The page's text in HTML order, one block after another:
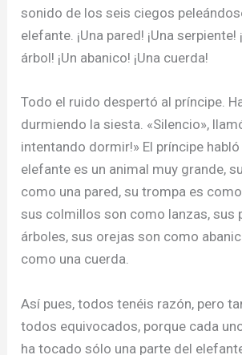
sonido de los seis ciegos
elefante. ¡Una pared! ¡Una serpiente!
árbol! ¡Un abanico! ¡Una cuerda!
Todo el ruido despertó al príncipe.
durmiendo la siesta. «Silencio»,
intentando dormir!» El príncipe
elefante es un animal muy grande,
como una pared, su trompa es
sus colmillos son como lanzas, sus
árboles, sus orejas son como
como una cuerda.
Así pues, todos tenéis razón, pero
todos equivocados, porque cada
ha tocado sólo una parte del